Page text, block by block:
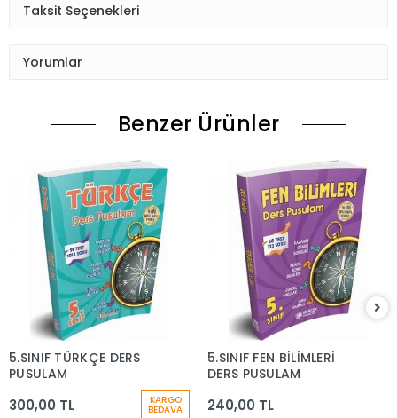
Taksit Seçenekleri
Yorumlar
Benzer Ürünler
5.SINIF TÜRKÇE DERS
PUSULAM
300,00 TL KARGO
BEDAVA
5.SINIF FEN BİLİMLERİ
DERS PUSULAM
240,00 TL